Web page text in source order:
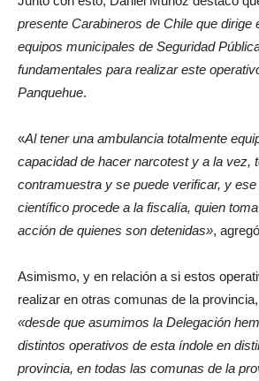
presente Carabineros de Chile que dirige
equipos municipales de Seguridad
fundamentales para realizar este
Panquehue.
«Al tener una ambulancia totalmente
capacidad de hacer narcotest y a la vez,
contramuestra y se puede verificar, y
científico procede a la fiscalía, quien
acción de quienes son detenidas»,
Asimismo, y en relación a si estos
realizar en otras comunas de la
«desde que asumimos la Delegación
distintos operativos de esta índole en
provincia, en todas las comunas de la